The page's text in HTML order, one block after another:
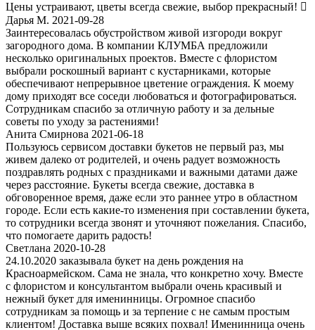
Цены устраивают, цветы всегда свежие, выбор прекрасный! 
Дарья М. 2021-09-28
Заинтересовалась обустройством живой изгороди вокруг
загородного дома. В компании КЛУМБА предложили
несколько оригинальных проектов. Вместе с флористом
выбрали роскошный вариант с кустарниками, которые
обеспечивают непрерывное цветение ограждения. К моему
дому приходят все соседи любоваться и фотографироваться.
Сотрудникам спасибо за отличную работу и за дельные
советы по уходу за растениями!
Анита Смирнова 2021-06-18
Пользуюсь сервисом доставки букетов не первый раз, мы
живем далеко от родителей, и очень радует возможность
поздравлять родных с праздниками и важными датами даже
через расстояние. Букеты всегда свежие, доставка в
обговоренное время, даже если это раннее утро в областном
городе. Если есть какие-то изменения при составлении букета,
то сотрудники всегда звонят и уточняют пожелания. Спасибо,
что помогаете дарить радость!
Светлана 2020-10-28
24.10.2020 заказывала букет на день рождения на
Красноармейском. Сама не знала, что конкретно хочу. Вместе
с флористом и консультантом выбрали очень красивый и
нежный букет для именинницы. Огромное спасибо
сотрудникам за помощь и за терпение с не самым простым
клиентом! Доставка выше всяких похвал! Именинница очень